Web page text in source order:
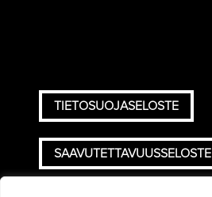
TIETOSUOJASELOSTE
SAAVUTETTAVUUSSELOSTE